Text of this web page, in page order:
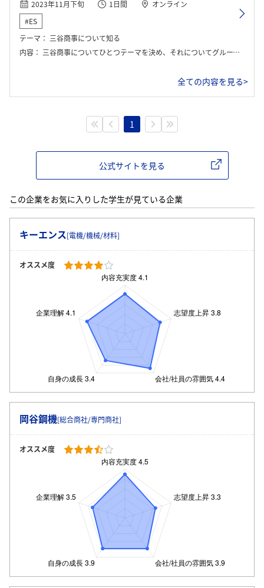
2023年11月下旬 1日間
オンライン
#ES
テーマ： 三谷商事について知る
内容： 三谷商事についてひとつテーマを決め、それについてグループで話し合ったり、社員さんにお話を聞いてまとめ、最後に発表する。
全ての内容を見る>
1
公式サイトを見る
この企業をお気に入りした学生が見ている企業
キーエンス[電機/機械/材料]
オススメ度
岡谷鋼機[総合商社/専門商社]
オススメ度